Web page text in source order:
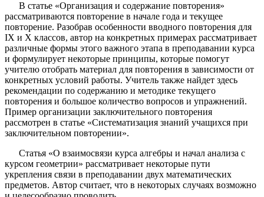
В статье «Организация и содержание повторения»
рассматриваются повторение в начале года и текущее
повторение. Разобрав особенности вводного повторения для
IX и X классов, автор на конкретных примерах рассматривает
различные формы этого важного этапа в преподавании курса
и формулирует некоторые принципы, которые помогут
учителю отобрать материал для повторения в зависимости от
конкретных условий работы. Учитель также найдет здесь
рекомендации по содержанию и методике текущего
повторения и большое количество вопросов и упражнений.
Пример организации заключительного повторения
рассмотрен в статье «Систематизация знаний учащихся при
заключительном повторении».
Статья «О взаимосвязи курса алгебры и начал анализа с
курсом геометрии» рассматривает некоторые пути
укрепления связи в преподавании двух математических
предметов. Автор считает, что в некоторых случаях возможно